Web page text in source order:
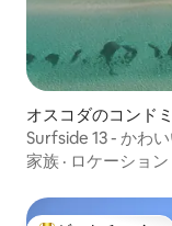
オスコダのコンド
Surfside 13 - かわ
家族 · ロケーション